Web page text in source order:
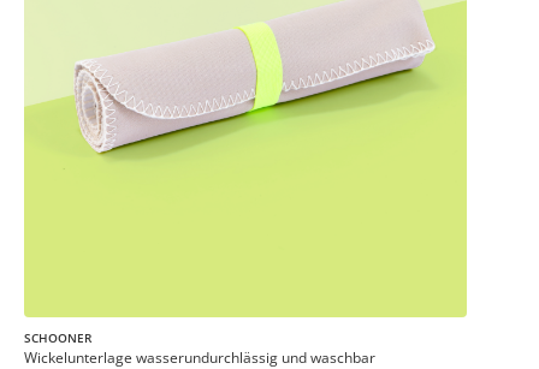
SCHOONER
Wickelunterlage wasserundurchlässig und waschbar